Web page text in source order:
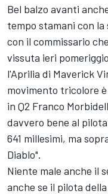
Bel balzo avanti
tempo stamani con
con il commissario
vissuta ieri
l'Aprilia di Maverick
movimento tricolore
in Q2 Franco
davvero bene al
641 millesimi, ma
Diablo".
Niente male anche il
anche se il pilota